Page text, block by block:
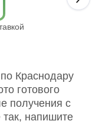
Краснодару
готового
получения с
так, напишите